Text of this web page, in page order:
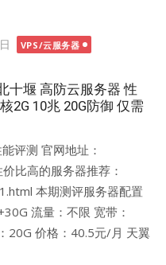
VPS/云服务器
十堰 高防云服务器 性
2G 10兆 20G防御 仅需
评测 官网地址：
比高的服务器推荐：
本期测评服务器配置
流量：不限 宽带：
20G 价格：40.5元/月 天翼